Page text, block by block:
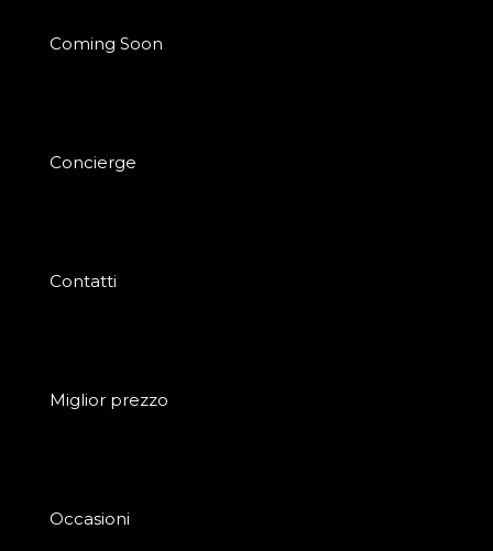
Coming Soon
Concierge
Contatti
Miglior prezzo
Occasioni